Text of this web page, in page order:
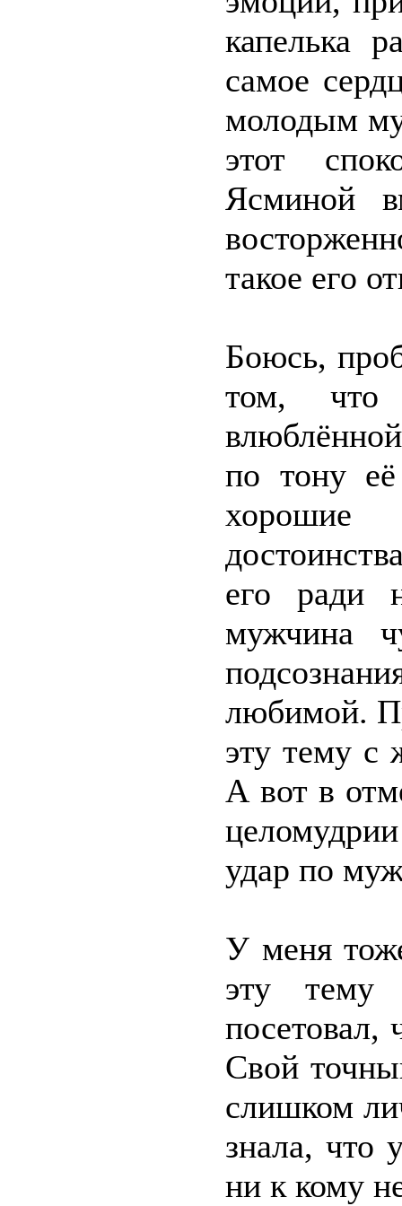
капелька
самое
молодым
этот
Ясминой
такое его
Боюсь,
том,
по тону
хорошие
его ради
мужчина
любимой.
эту тему с
А вот в
удар по
У меня
эту
Свой
слишком
знала, что
ни к кому